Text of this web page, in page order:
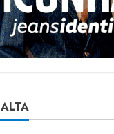
5 de agosto de 2026
4 de agosto de 2026